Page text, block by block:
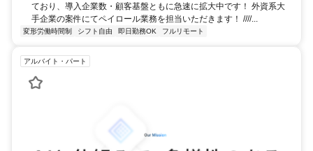
ており、導入企業数・顧客基盤ともに急速に拡大中です！ 外資系大
手企業の案件にてペイロール業務を担当いただきます！ ////...
変形労働時間制 シフト自由 即日勤務OK フルリモート
アルバイト・パート